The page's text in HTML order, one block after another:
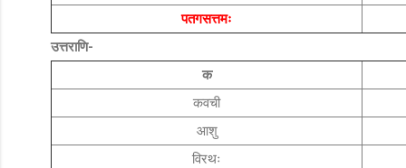
पतगसत्तमः
उत्तराणि-
क
कवची
आशु
विरथः